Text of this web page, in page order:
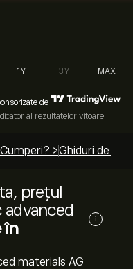
1Y 3Y MAX
de
al rezultatelor viitoare
>Ghiduri de top
prețul
în
i
materials AG